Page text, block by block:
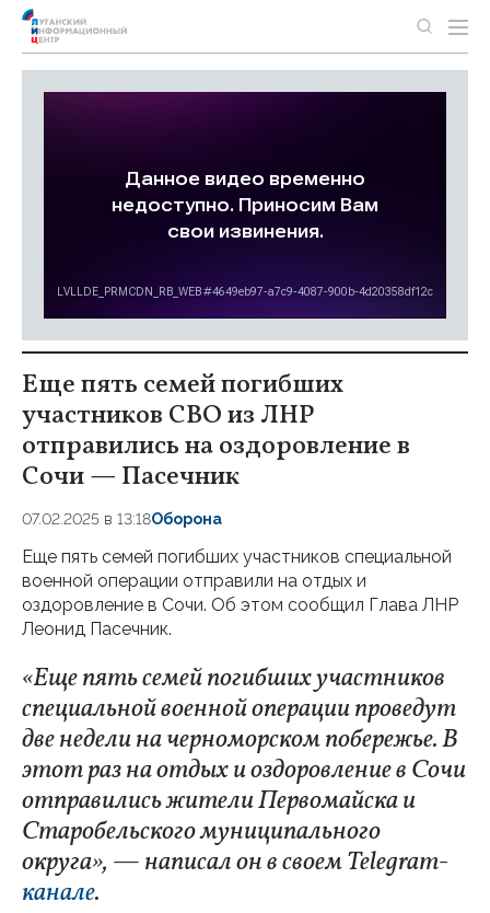
Еще пять семей погибших
участников СВО из ЛНР
отправились на оздоровление в
Сочи — Пасечник
07.02.2025 в 13:18Оборона
Еще пять семей погибших участников специальной
военной операции отправили на отдых и
оздоровление в Сочи. Об этом сообщил Глава ЛНР
Леонид Пасечник.
«Еще пять семей погибших участников
специальной военной операции проведут
две недели на черноморском побережье. В
этот раз на отдых и оздоровление в Сочи
отправились жители Первомайска и
Старобельского муниципального
округа», — написал он в своем Telegram-
канале.